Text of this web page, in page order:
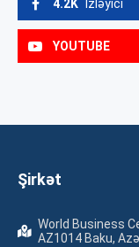
4.2K İzləyici
YOUTUBE
Şirkət
World Business
AZ1014 Baku,